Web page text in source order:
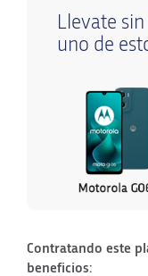
Llevate
uno de
Contratando este
beneficios: